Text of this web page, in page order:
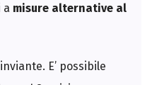
a misure alternative al
E’ possibile